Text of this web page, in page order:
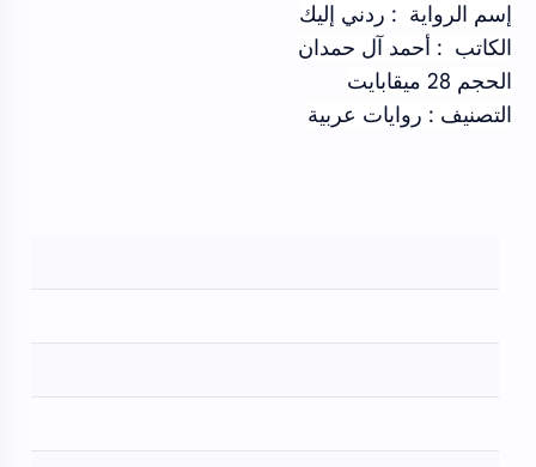
إسم الرواية : ردني إليك
الكاتب : أحمد آل حمدان
الحجم 28 ميقابايت
التصنيف : روايات عربية